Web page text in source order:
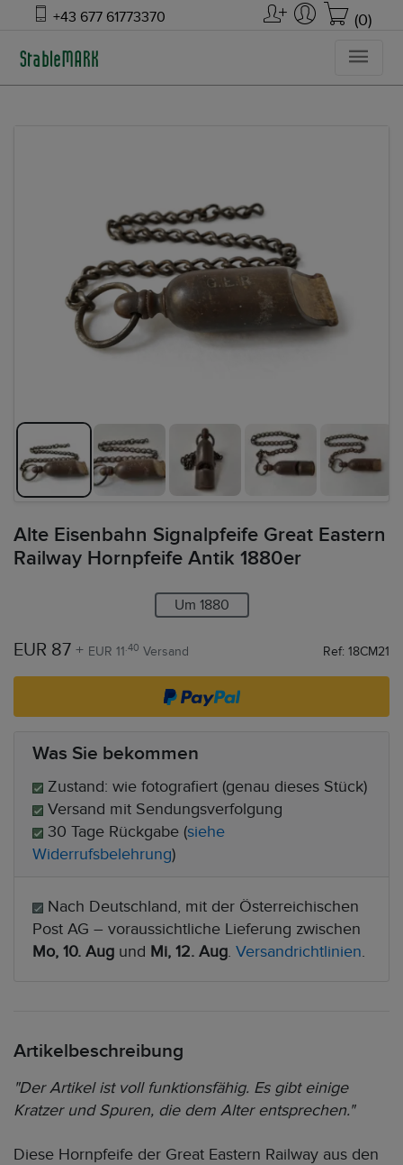
+43 677 61773370 (0)
Alte Eisenbahn Signalpfeife Great Eastern
Railway Hornpfeife Antik 1880er
Um 1880
EUR 87 + EUR 11.40 Versand Ref: 18CM21
Was Sie bekommen
Zustand: wie fotografiert (genau dieses Stück)
Versand mit Sendungsverfolgung
30 Tage Rückgabe (siehe
Widerrufsbelehrung)
Nach Deutschland, mit der Österreichischen
Post AG – voraussichtliche Lieferung zwischen
Mo, 10. Aug und Mi, 12. Aug. Versandrichtlinien.
Artikelbeschreibung
"Der Artikel ist voll funktionsfähig. Es gibt einige
Kratzer und Spuren, die dem Alter entsprechen."
Diese Hornpfeife der Great Eastern Railway aus den